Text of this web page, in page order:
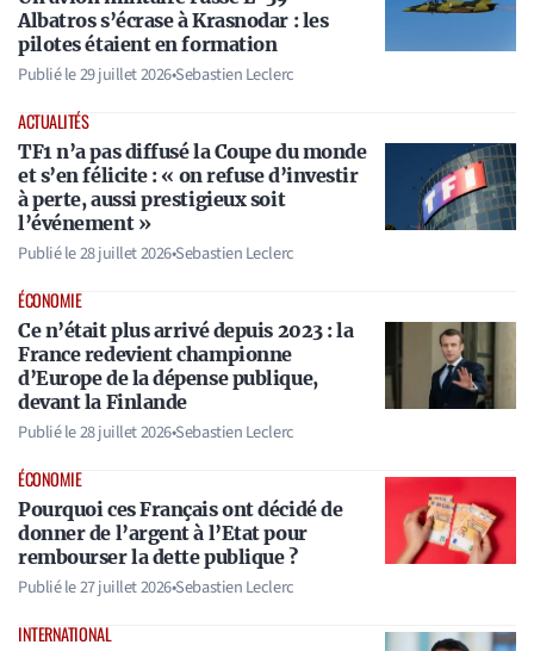
Albatros s’écrase à Krasnodar : les
pilotes étaient en formation
Publié le29 juillet 2026•Sebastien Leclerc
ACTUALITÉS
TF1 n’a pas diffusé la Coupe du monde
et s’en félicite : « on refuse d’investir
à perte, aussi prestigieux soit
l’événement »
Publié le28 juillet 2026•Sebastien Leclerc
ÉCONOMIE
Ce n’était plus arrivé depuis 2023 : la
France redevient championne
d’Europe de la dépense publique,
devant la Finlande
Publié le28 juillet 2026•Sebastien Leclerc
ÉCONOMIE
Pourquoi ces Français ont décidé de
donner de l’argent à l’Etat pour
rembourser la dette publique ?
Publié le27 juillet 2026•Sebastien Leclerc
INTERNATIONAL